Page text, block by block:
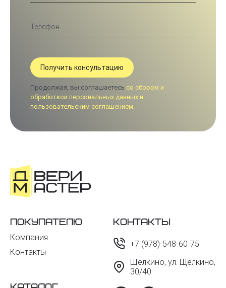
Продолжая, вы соглашаетесь со сбором и
обработкой персональных данных и
пользовательским соглашением.
Покупателю
Компания
Контакты
Контакты
+7 (978)-548-60-75
Щёлкино, ул. Щёлкино,
30/40